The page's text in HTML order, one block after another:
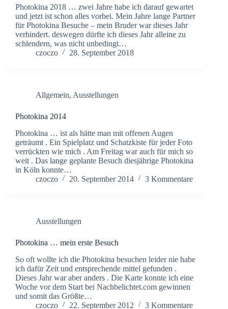
Photokina 2018 … zwei Jahre habe ich darauf gewartet
und jetzt ist schon alles vorbei. Mein Jahre lange Partner
für Photokina Besuche – mein Bruder war dieses Jahr
verhindert. deswegen dürfte ich dieses Jahr alleine zu
schlendern, was nicht unbedingt…
czoczo
28. September 2018
Allgemein, Ausstellungen
Photokina 2014
Photokina … ist als hätte man mit offenen Augen
geträumt . Ein Spielplatz und Schatzkiste für jeder Foto
verrückten wie mich . Am Freitag war auch für mich so
weit . Das lange geplante Besuch diesjährige Photokina
in Köln konnte…
czoczo
20. September 2014 3 Kommentare
Ausstellungen
Photokina … mein erste Besuch
So oft wollte ich die Photokina besuchen leider nie habe
ich dafür Zeit und entsprechende mittel gefunden .
Dieses Jahr war aber anders . Die Karte konnte ich eine
Woche vor dem Start bei Nachbelichtet.com gewinnen
und somit das Größte…
czoczo
22. September 2012 3 Kommentare